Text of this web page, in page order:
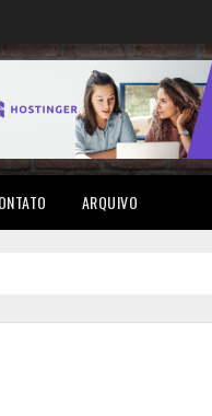
ARQUIVO